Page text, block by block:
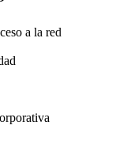
a la red